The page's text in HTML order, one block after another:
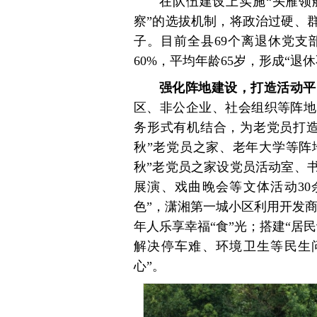
察”的选拔机制，将政治过硬、
子。目前全县69个离退休党支
60%，平均年龄65岁，形成“退
强化阵地建设，打造活动
区、非公企业、社会组织等阵
务形式有机结合，为老党员打
秋”老党员之家、老年大学等阵
秋”老党员之家设党员活动室、
展演、戏曲晚会等文体活动
色”，潇湘第一城小区利用开发
年人乐享幸福“食”光；搭建“居
解决停车难、环境卫生等民生
心”。